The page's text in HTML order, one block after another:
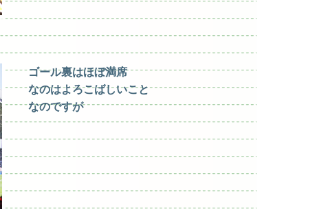
ゴール裏はほぼ満席
なのはよろこばしいこと
なのですが